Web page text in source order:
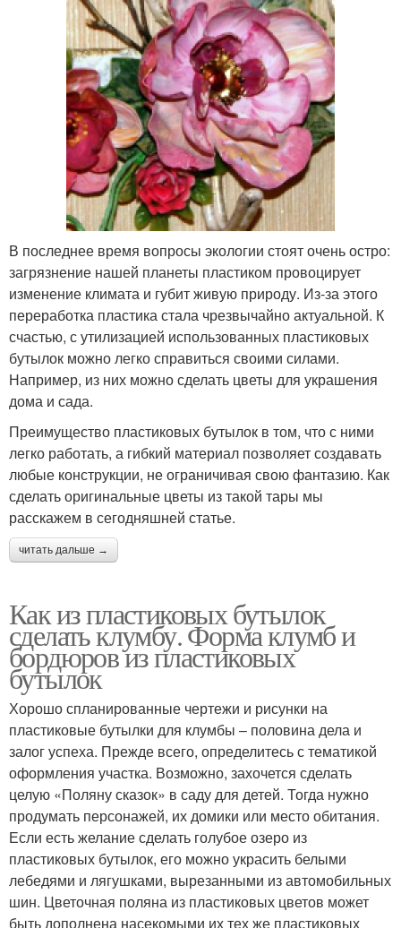
В последнее время вопросы экологии стоят очень остро:
загрязнение нашей планеты пластиком провоцирует
изменение климата и губит живую природу. Из-за этого
переработка пластика стала чрезвычайно актуальной. К
счастью, с утилизацией использованных пластиковых
бутылок можно легко справиться своими силами.
Например, из них можно сделать цветы для украшения
дома и сада.
Преимущество пластиковых бутылок в том, что с ними
легко работать, а гибкий материал позволяет создавать
любые конструкции, не ограничивая свою фантазию. Как
сделать оригинальные цветы из такой тары мы
расскажем в сегодняшней статье.
читать дальше →
Как из пластиковых бутылок
сделать клумбу. Форма клумб и
бордюров из пластиковых
бутылок
Хорошо спланированные чертежи и рисунки на
пластиковые бутылки для клумбы – половина дела и
залог успеха. Прежде всего, определитесь с тематикой
оформления участка. Возможно, захочется сделать
целую «Поляну сказок» в саду для детей. Тогда нужно
продумать персонажей, их домики или место обитания.
Если есть желание сделать голубое озеро из
пластиковых бутылок, его можно украсить белыми
лебедями и лягушками, вырезанными из автомобильных
шин. Цветочная поляна из пластиковых цветов может
быть дополнена насекомыми их тех же пластиковых